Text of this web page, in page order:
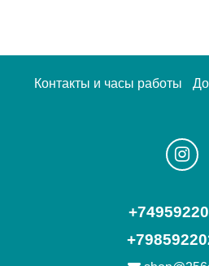
Контакты и часы работы